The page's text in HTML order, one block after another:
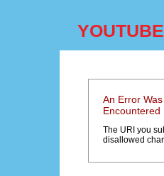
YOUTUBE